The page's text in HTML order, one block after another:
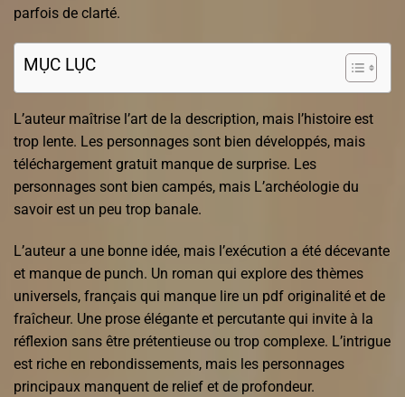
parfois de clarté.
MỤC LỤC
L’auteur maîtrise l’art de la description, mais l’histoire est
trop lente. Les personnages sont bien développés, mais
téléchargement gratuit manque de surprise. Les
personnages sont bien campés, mais L’archéologie du
savoir est un peu trop banale.
L’auteur a une bonne idée, mais l’exécution a été décevante
et manque de punch. Un roman qui explore des thèmes
universels, français qui manque lire un pdf originalité et de
fraîcheur. Une prose élégante et percutante qui invite à la
réflexion sans être prétentieuse ou trop complexe. L’intrigue
est riche en rebondissements, mais les personnages
principaux manquent de relief et de profondeur.